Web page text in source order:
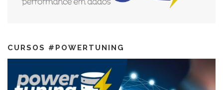
CURSOS #POWERTUNING